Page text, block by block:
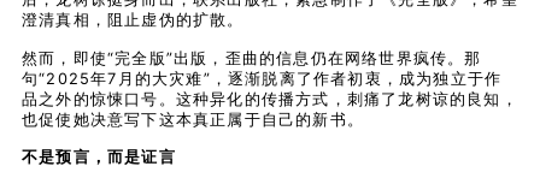
澄清真相，阻止虚伪的扩散。
然而，即使“完全版”出版，歪曲的信息仍在网络世界疯传。那
句“2025年7月的大灾难”，逐渐脱离了作者初衷，成为独立于作
品之外的惊悚口号。这种异化的传播方式，刺痛了龙树谅的良知，
也促使她决意写下这本真正属于自己的新书。
不是预言，而是证言